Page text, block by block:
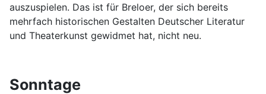
auszuspielen. Das ist für Breloer, der sich bereits
mehrfach historischen Gestalten Deutscher Literatur
und Theaterkunst gewidmet hat, nicht neu.
Sonntage